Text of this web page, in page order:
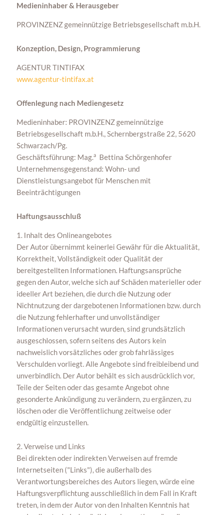
Medieninhaber & Herausgeber
PROVINZENZ gemeinnützige Betriebsgesellschaft m.b.H.
Konzeption, Design, Programmierung
AGENTUR TINTIFAX
www.agentur-tintifax.at
Offenlegung nach Mediengesetz
Medieninhaber: PROVINZENZ gemeinnützige
Betriebsgesellschaft m.b.H., Schernbergstraße 22, 5620
Schwarzach/Pg.
Geschäftsführung: Mag.a
Bettina Schörgenhofer
Unternehmensgegenstand: Wohn- und
Dienstleistungsangebot für Menschen mit
Beeinträchtigungen
Haftungsausschluß
1. Inhalt des Onlineangebotes
Der Autor übernimmt keinerlei Gewähr für die Aktualität,
Korrektheit, Vollständigkeit oder Qualität der
bereitgestellten Informationen. Haftungsansprüche
gegen den Autor, welche sich auf Schäden materieller oder
ideeller Art beziehen, die durch die Nutzung oder
Nichtnutzung der dargebotenen Informationen bzw. durch
die Nutzung fehlerhafter und unvollständiger
Informationen verursacht wurden, sind grundsätzlich
ausgeschlossen, sofern seitens des Autors kein
nachweislich vorsätzliches oder grob fahrlässiges
Verschulden vorliegt. Alle Angebote sind freibleibend und
unverbindlich. Der Autor behält es sich ausdrücklich vor,
Teile der Seiten oder das gesamte Angebot ohne
gesonderte Ankündigung zu verändern, zu ergänzen, zu
löschen oder die Veröffentlichung zeitweise oder
endgültig einzustellen.
2. Verweise und Links
Bei direkten oder indirekten Verweisen auf fremde
Internetseiten ("Links"), die außerhalb des
Verantwortungsbereiches des Autors liegen, würde eine
Haftungsverpflichtung ausschließlich in dem Fall in Kraft
treten, in dem der Autor von den Inhalten Kenntnis hat